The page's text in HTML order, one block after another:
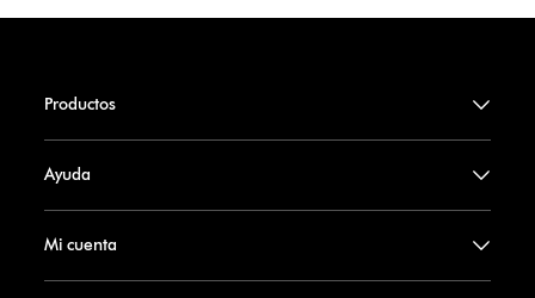
Productos
Ayuda
Mi cuenta